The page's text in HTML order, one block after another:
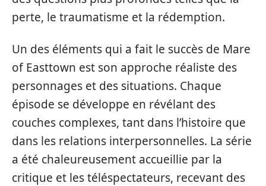
perte, le traumatisme et la rédemption.
Un des éléments qui a fait le succès de Mare
of Easttown est son approche réaliste des
personnages et des situations. Chaque
épisode se développe en révélant des
couches complexes, tant dans l’histoire que
dans les relations interpersonnelles. La série
a été chaleureusement accueillie par la
critique et les téléspectateurs, recevant des